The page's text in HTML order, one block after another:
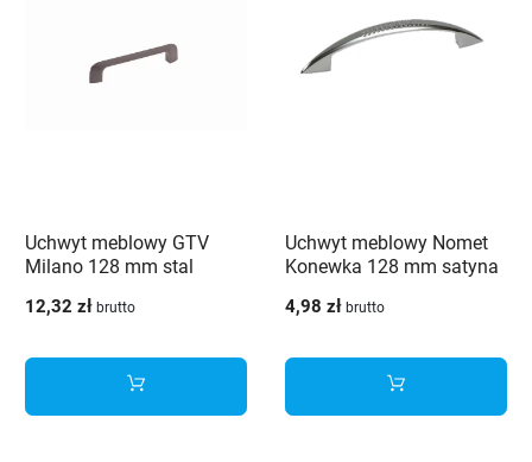
Uchwyt meblowy GTV
Milano 128 mm stal
12,32 zł brutto
Uchwyt meblowy Nomet
Konewka 128 mm satyna
4,98 zł brutto